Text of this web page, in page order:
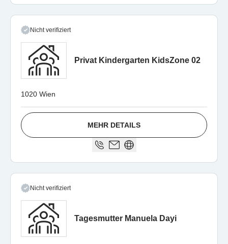
Nicht verifiziert
Privat Kindergarten KidsZone 02
1020 Wien
MEHR DETAILS
Nicht verifiziert
Tagesmutter Manuela Dayi